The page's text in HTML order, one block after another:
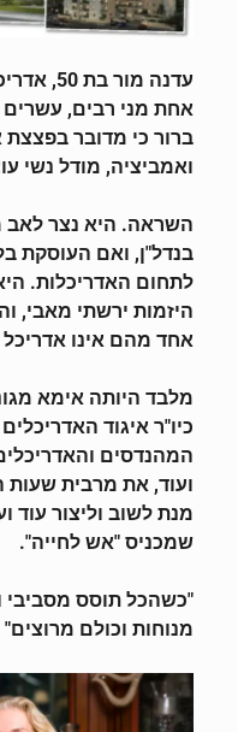
עדנה
אחת מני רבים,
ברור כי מדובר
ואמביציה, מודל נשי
השראה. היא נצר לאב
בנדל"ן, ואם העוסקת
לתחום האדריכלות.
היזמות ירשתי מאבי,
אחד מהם אינו
כיו"ר איגוד
המהנדסים
ועוד, את מרבית
מנת לשוב וליצור עוד
שמכניס "אש לחייה".
"כשהכל תוסס מסביבי
מנוחות וכולם